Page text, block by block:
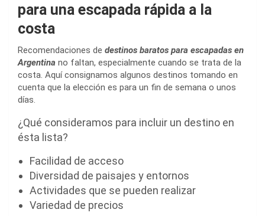
para una escapada rápida a la
costa
Recomendaciones de destinos baratos para escapadas en
Argentina no faltan, especialmente cuando se trata de la
costa. Aquí consignamos algunos destinos tomando en
cuenta que la elección es para un fin de semana o unos
días.
¿Qué consideramos para incluir un destino en
ésta lista?
Facilidad de acceso
Diversidad de paisajes y entornos
Actividades que se pueden realizar
Variedad de precios